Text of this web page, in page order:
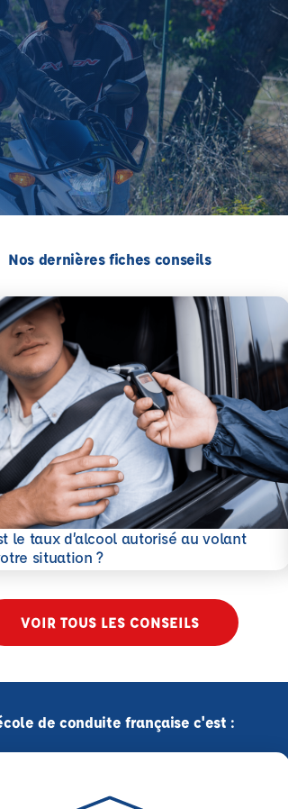
Nos dernières fiches conseils
le taux d’alcool autorisé au volant
situation ?
VOIR TOUS LES CONSEILS
de conduite française c'est :